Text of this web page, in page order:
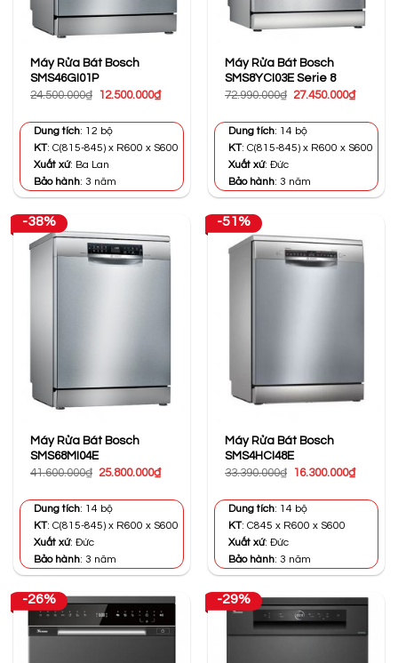
Máy Rửa Bát Bosch
SMS46GI01P
24.500.000₫
Giá
24.500.000₫.
12.500.000₫Giá
Dung tích: 12 bộ
KT: C(815-845) x R600 x S600
Xuất xứ: Ba Lan
Bảo hành: 3 năm
Máy Rửa Bát Bosch
SMS8YCI03E Serie 8
72.990.000₫ Giá
72.990.000₫.
27.450.000₫Giá
Dung tích: 14 bộ
KT: C(815-845) x R600 x S600
Xuất xứ: Đức
Bảo hành: 3 năm
-38%
Máy Rửa Bát Bosch
SMS68MI04E
41.600.000₫ Giá
41.600.000₫.
25.800.000₫Giá
Dung tích: 14 bộ
KT: C(815-845) x R600 x S600
Xuất xứ: Đức
Bảo hành: 3 năm
-51%
Máy Rửa Bát Bosch
SMS4HCI48E
33.390.000₫
Giá
33.390.000₫.
16.300.000₫Giá
Dung tích: 14 bộ
KT: C845 x R600 x S600
Xuất xứ: Đức
Bảo hành: 3 năm
-26% -29%